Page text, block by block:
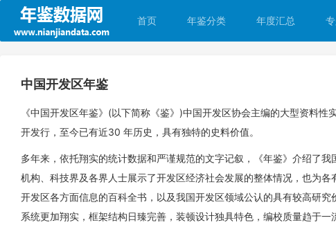
首页 年鉴分类 年度汇总
中国开发区年鉴
《中国开发区年鉴》(以下简称《鉴》)中国开发区协会主编的大型资料
开发行，至今已有近30 年历史，具有独特的史料价值。
多年来，依托翔实的统计数据和严谨规范的文字记叙，《年鉴》介绍了
机构、科技界及各界人士展示了开发区经济社会发展的整体情况，也为
开发区各方面信息的百科全书，以及我国开发区领域公认的具有较高研
系统更加翔实，框架结构日臻完善，装顿设计独具特色，编校质量趋于一